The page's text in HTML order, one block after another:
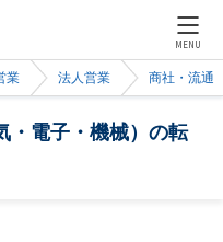
MENU
業 法人営業 商社・流通
・電子・機械）の転